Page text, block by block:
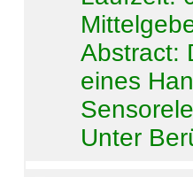
Abstract:
eines
Unter